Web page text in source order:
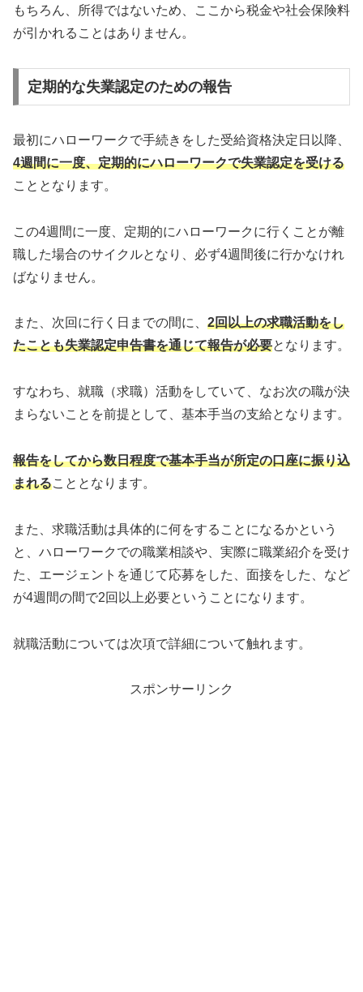
もちろん、所得ではないため、ここから税金や社会保険料
が引かれることはありません。
定期的な失業認定のための報告
最初にハローワークで手続きをした受給資格決定日以降、
4週間に一度、定期的にハローワークで失業認定を受ける
こととなります。
この4週間に一度、定期的にハローワークに行くことが離
職した場合のサイクルとなり、必ず4週間後に行かなけれ
ばなりません。
また、次回に行く日までの間に、 2回以上の求職活動をし
たことも失業認定申告書を通じて報告が必要となります。
すなわち、就職（求職）活動をしていて、なお次の職が決
まらないことを前提として、基本手当の支給となります。
報告をしてから数日程度で基本手当が所定の口座に振り込
まれることとなります。
また、求職活動は具体的に何をすることになるかという
と、ハローワークでの職業相談や、実際に職業紹介を受け
た、エージェントを通じて応募をした、面接をした、など
が4週間の間で2回以上必要ということになります。
就職活動については次項で詳細について触れます。
スポンサーリンク